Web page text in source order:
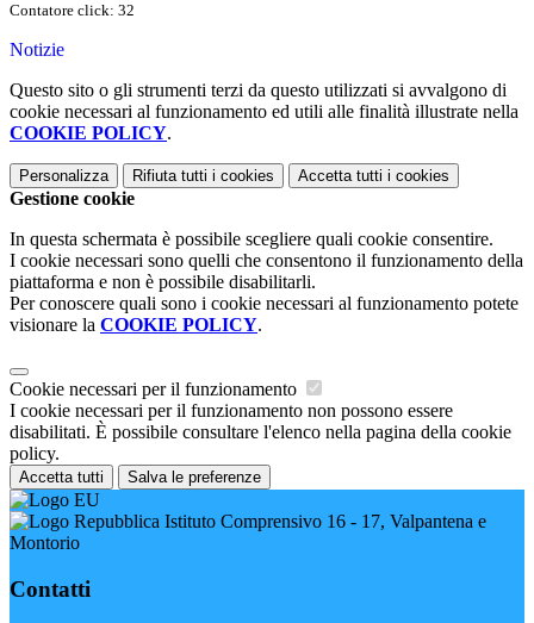
Contatore click: 32
Notizie
Questo sito o gli strumenti terzi da questo utilizzati si avvalgono di
cookie necessari al funzionamento ed utili alle finalità illustrate nella
COOKIE POLICY.
Personalizza Rifiuta tutti i cookies Accetta tutti i cookies
Gestione cookie
In questa schermata è possibile scegliere quali cookie consentire.
I cookie necessari sono quelli che consentono il funzionamento della
piattaforma e non è possibile disabilitarli.
Per conoscere quali sono i cookie necessari al funzionamento potete
visionare la COOKIE POLICY.
Cookie necessari per il funzionamento
I cookie necessari per il funzionamento non possono essere
disabilitati. È possibile consultare l'elenco nella pagina della cookie
policy.
Accetta tutti Salva le preferenze
Istituto Comprensivo 16 - 17, Valpantena e
Montorio
Contatti